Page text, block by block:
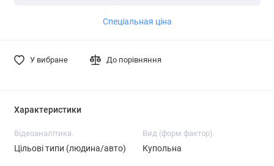
Спеціальная ціна
У вибране До порівняння
Характеристики
Відеоаналітика.
Цільові типи (людина/авто)
Вид (форм фактор).
Купольна